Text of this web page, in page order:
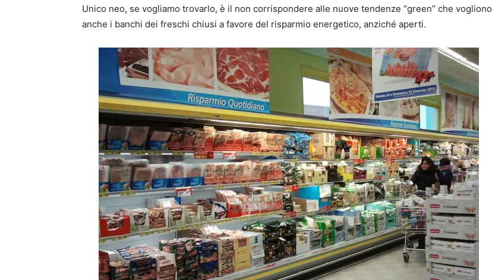
Unico neo, se vogliamo trovarlo, è il non corrispondere alle nuove tendenze “green” che vogliono
anche i banchi dei freschi chiusi a favore del risparmio energetico, anziché aperti.